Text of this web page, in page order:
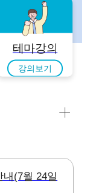
테마강의
강의보기
(7월 24일